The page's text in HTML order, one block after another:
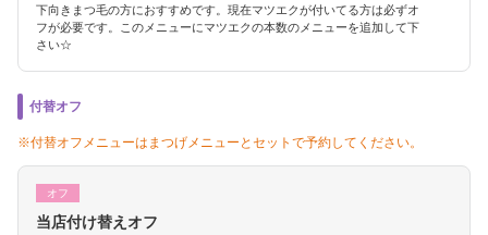
下向きまつ毛の方におすすめです。現在マツエクが付いてる方は必ずオ
フが必要です。このメニューにマツエクの本数のメニューを追加して下
さい☆
付替オフ
※付替オフメニューはまつげメニューとセットで予約してください。
オフ
当店付け替えオフ